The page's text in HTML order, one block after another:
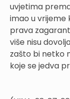
uvjetima
imao u vrijeme
prava
više nisu
zašto bi netko
koje se jedva